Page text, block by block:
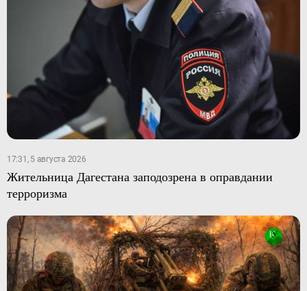
17:31, 5 августа 2026
Жительница Дагестана заподозрена в оправдании
терроризма